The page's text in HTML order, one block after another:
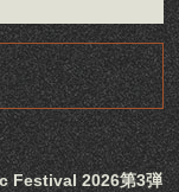
Festival 2026第3弾